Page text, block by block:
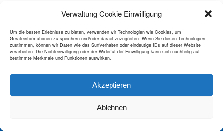
Verwaltung Cookie Einwilligung
Um die besten Erlebnisse zu bieten, verwenden wir Technologien wie Cookies, um
Geräteinformationen zu speichern und/oder darauf zuzugreifen. Wenn Sie diesen Technologien
zustimmen, können wir Daten wie das Surfverhalten oder eindeutige IDs auf dieser Website
verarbeiten. Die Nichteinwilligung oder der Widerruf der Einwilligung kann sich nachteilig auf
bestimmte Merkmale und Funktionen auswirken.
Akzeptieren
Ablehnen